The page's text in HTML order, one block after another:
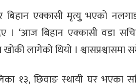
एक्कासी मृत्युु भएको
। ‘आज बिहान एक्कासी वडा
लागेको थियो । श्वासप्रश्वासमा
१३, छिवाङ स्थायी घर